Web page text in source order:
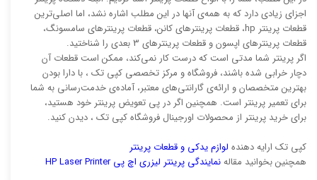
اجزای زیادی دارد که به همه‌ی آنها در این مطلب اشاره نشد، اما اصلی‌ترین
قطعات پرینتر hp، قطعات پرینترهای کانن، قطعات پرینترهای سامسونگ،
قطعات پرینترهای اپسون و قطعات پرینترهای 3 بعدی را شناختید.
اگر پرینتر شما مدتی است که درست کار نمی‌کند، ممکن است قطعات آن
دچار خرابی شده باشند، فروشگاه و مرکز تخصصی کپی تک ، با دارا بودن
بهترین متخصصان و ارائه‌ی گارانتی‌های معتبر، آماده‌ی خدمت‌رسانی به شما
برای تعمیر پرینتر است. همچنین اگر در پی تعویض پرینتر خود هستید،
برای خرید پرینتر از محصولات اورجینال فروشگاه کپی تک ، دیدن کنید.
کپی تک ارایه دهنده لوازم یدکی و قطعات پرینتر
همچنین بخوانید مقالهنمایندگی پرینتر لیزری اچ پی HP Laser Printer